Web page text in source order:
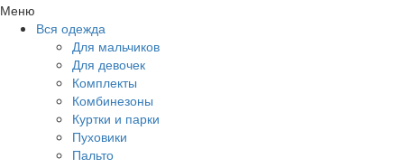
Меню
Вся одежда
Для мальчиков
Для девочек
Комплекты
Комбинезоны
Куртки и парки
Пуховики
Пальто